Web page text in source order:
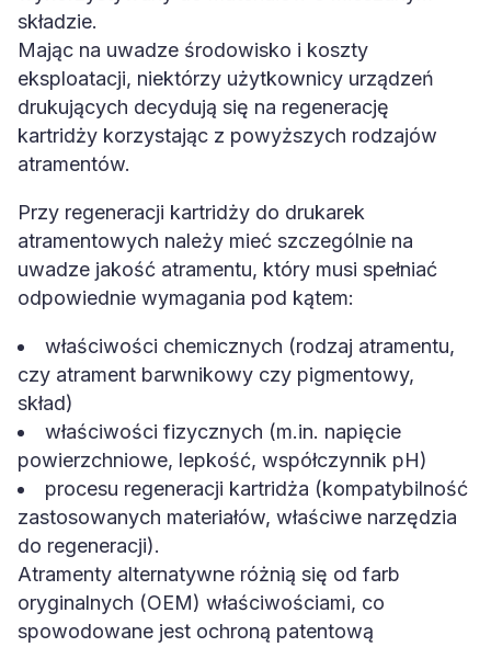
składzie.
Mając na uwadze środowisko i koszty
eksploatacji, niektórzy użytkownicy urządzeń
drukujących decydują się na regenerację
kartridży korzystając z powyższych rodzajów
atramentów.
Przy regeneracji kartridży do drukarek
atramentowych należy mieć szczególnie na
uwadze jakość atramentu, który musi spełniać
odpowiednie wymagania pod kątem:
właściwości chemicznych (rodzaj atramentu,
czy atrament barwnikowy czy pigmentowy,
skład)
właściwości fizycznych (m.in. napięcie
powierzchniowe, lepkość, współczynnik pH)
procesu regeneracji kartridża (kompatybilność
zastosowanych materiałów, właściwe narzędzia
do regeneracji).
Atramenty alternatywne różnią się od farb
oryginalnych (OEM) właściwościami, co
spowodowane jest ochroną patentową